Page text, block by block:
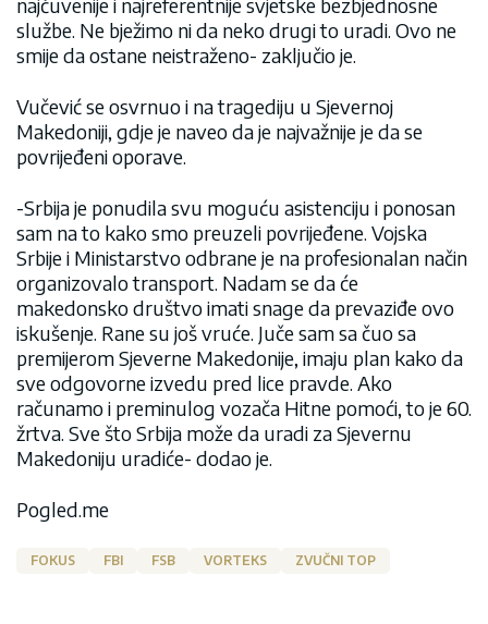
službe. Ne bježimo ni da neko drugi to uradi. Ovo ne
smije da ostane neistraženo- zaključio je.
Vučević se osvrnuo i na tragediju u Sjevernoj
Makedoniji, gdje je naveo da je najvažnije je da se
povrijeđeni oporave.
-Srbija je ponudila svu moguću asistenciju i ponosan
sam na to kako smo preuzeli povrijeđene. Vojska
Srbije i Ministarstvo odbrane je na profesionalan način
organizovalo transport. Nadam se da će
makedonsko društvo imati snage da prevaziđe ovo
iskušenje. Rane su još vruće. Juče sam sa čuo sa
premijerom Sjeverne Makedonije, imaju plan kako da
sve odgovorne izvedu pred lice pravde. Ako
računamo i preminulog vozača Hitne pomoći, to je 60.
žrtva. Sve što Srbija može da uradi za Sjevernu
Makedoniju uradiće- dodao je.
Pogled.me
FOKUS FBI FSB VORTEKS ZVUČNI TOP